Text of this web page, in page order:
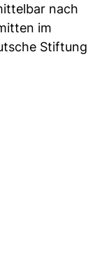
nach
im
Stiftung